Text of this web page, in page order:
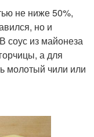
не ниже 50%,
но и
соус из майонеза
а для
молотый чили или